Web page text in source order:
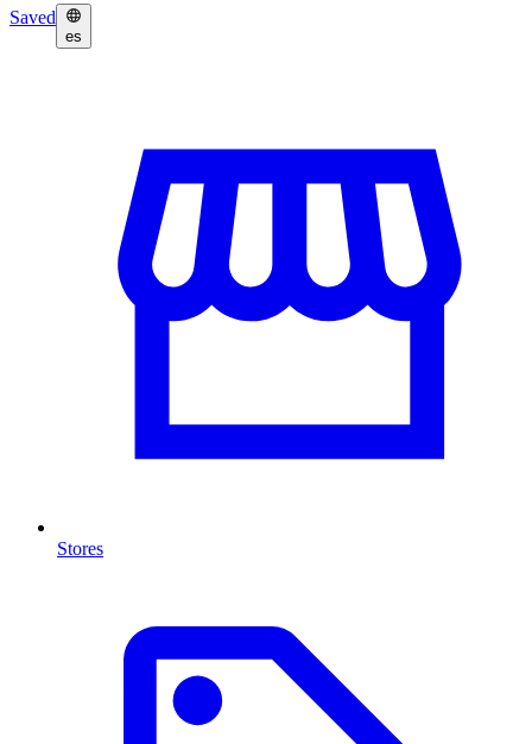
Saved
es
Stores